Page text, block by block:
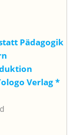
Pädagogik
Verlag*